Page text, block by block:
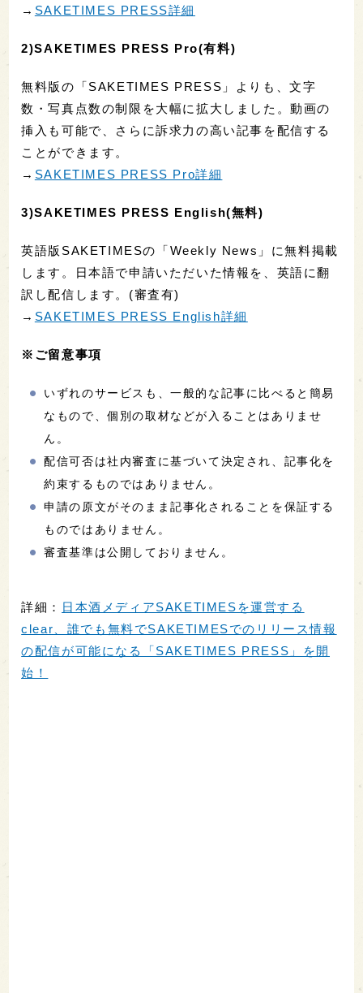
→ SAKETIMES PRESS詳細
2)SAKETIMES PRESS Pro(有料)
無料版の「SAKETIMES PRESS」よりも、文字
数・写真点数の制限を大幅に拡大しました。動画の
挿入も可能で、さらに訴求力の高い記事を配信する
ことができます。
→ SAKETIMES PRESS Pro詳細
3)SAKETIMES PRESS English(無料)
英語版SAKETIMESの「Weekly News」に無料掲載
します。日本語で申請いただいた情報を、英語に翻
訳し配信します。(審査有)
→ SAKETIMES PRESS English詳細
※ご留意事項
いずれのサービスも、一般的な記事に比べると簡易
なもので、個別の取材などが入ることはありませ
ん。
配信可否は社内審査に基づいて決定され、記事化を
約束するものではありません。
申請の原文がそのまま記事化されることを保証する
ものではありません。
審査基準は公開しておりません。
詳細：
日本酒メディアSAKETIMESを運営する
clear、誰でも無料でSAKETIMESでのリリース情報
の配信が可能になる「SAKETIMES PRESS」を開
始！